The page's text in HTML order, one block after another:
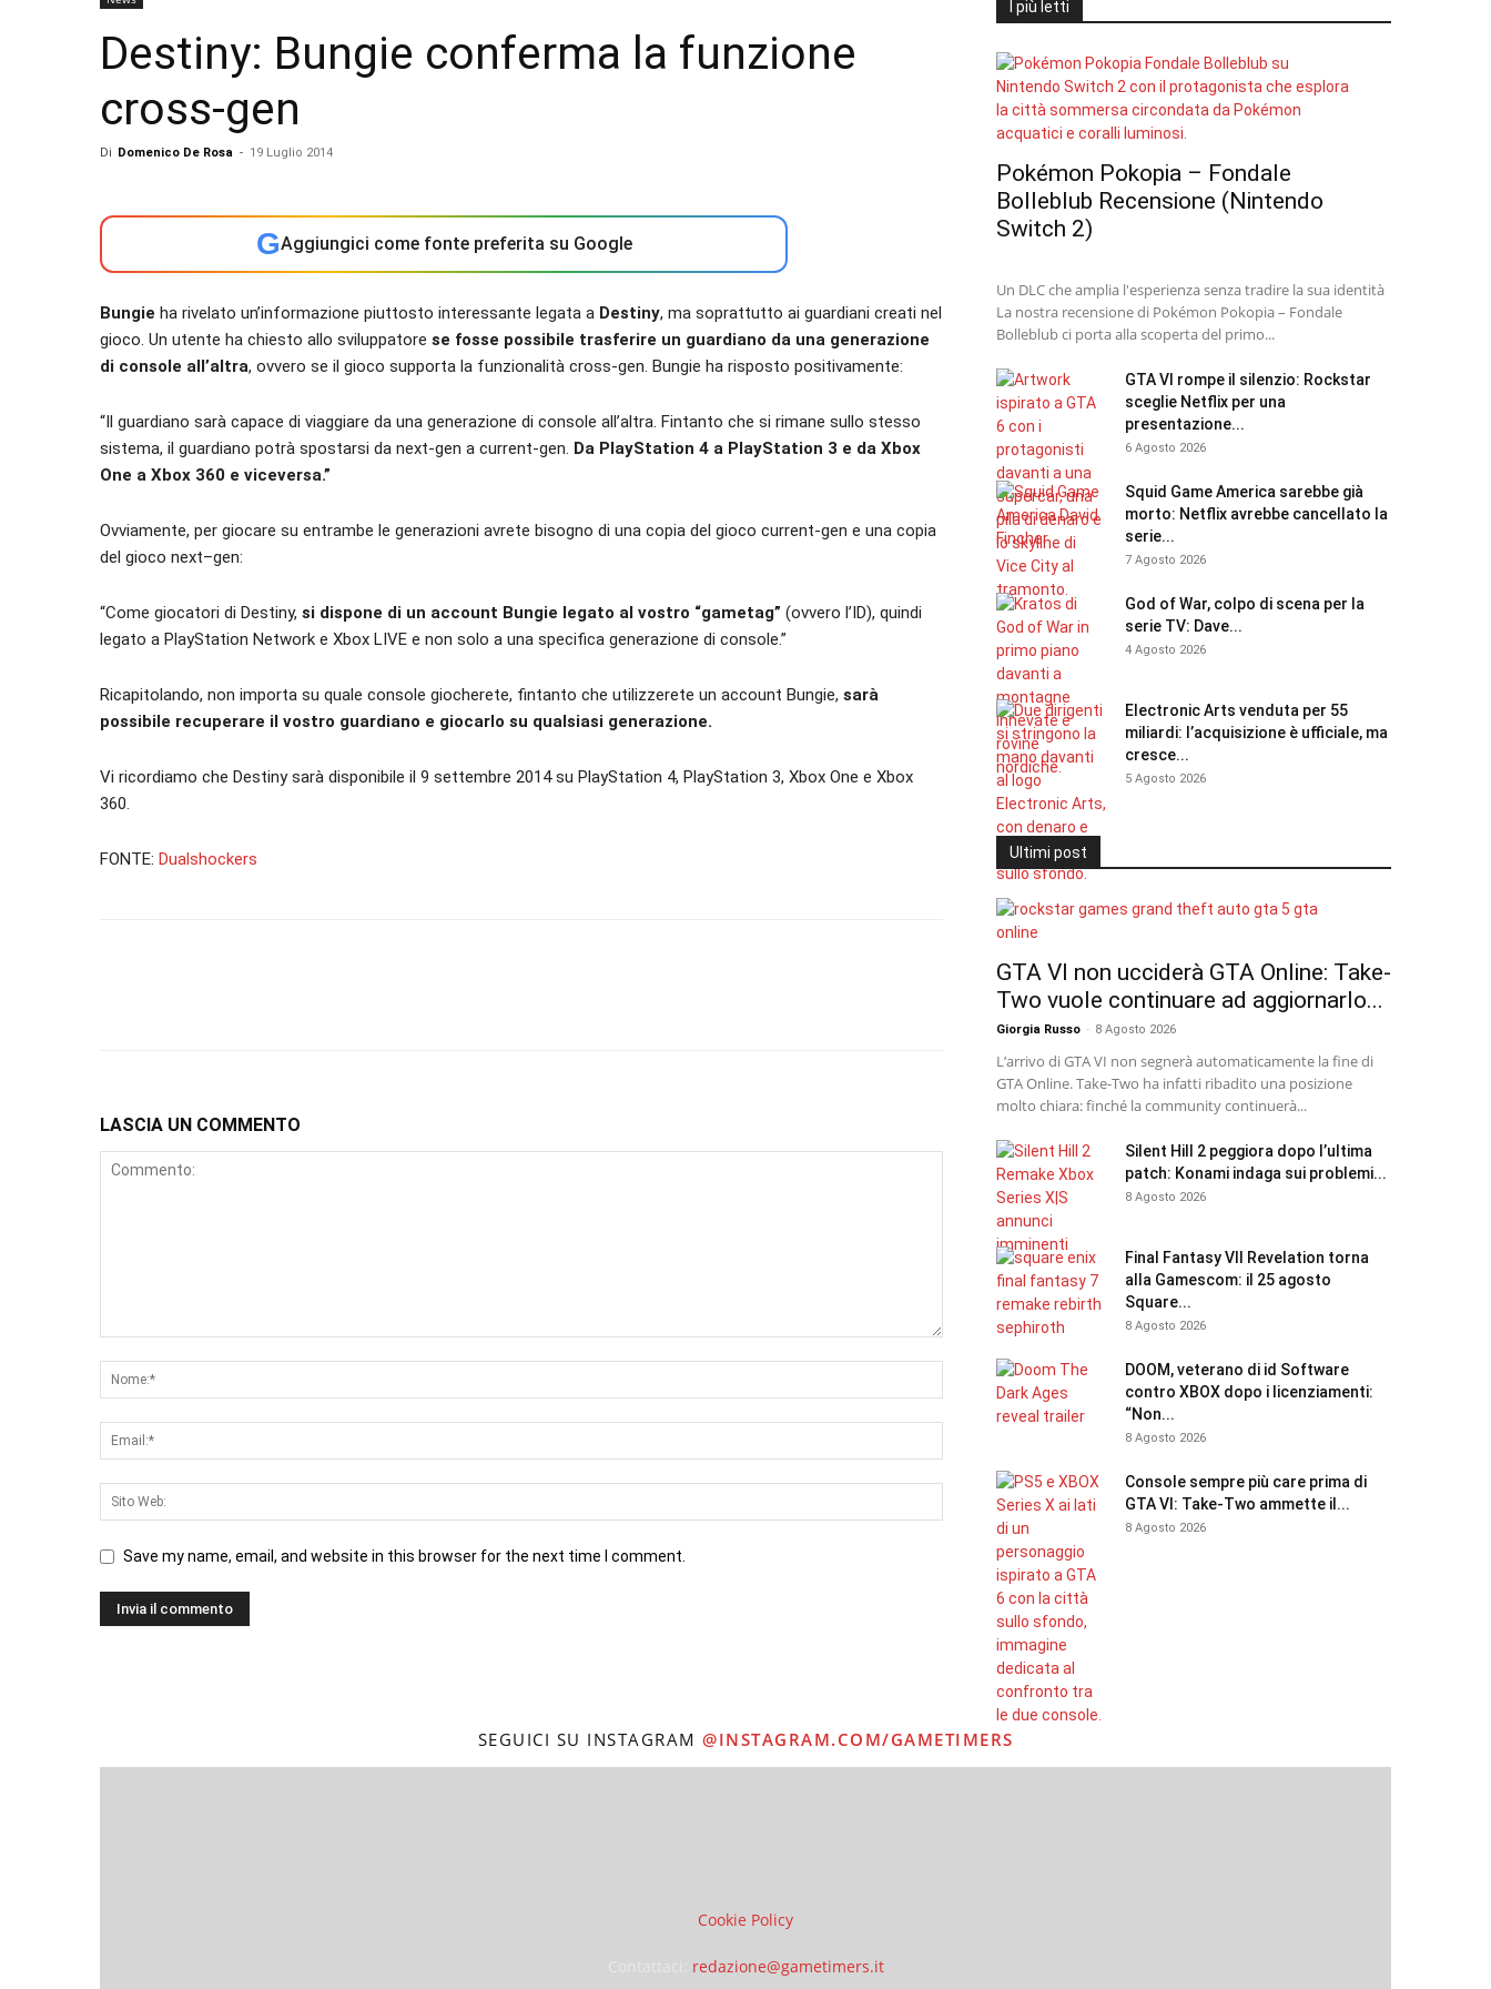
Destiny: Bungie conferma la funzione
cross-gen
Di Domenico De Rosa - 19 Luglio 2014
GAggiungici come fonte preferita su Google
Bungie ha rivelato un’informazione piuttosto interessante legata a Destiny, ma soprattutto ai guardiani creati nel
gioco. Un utente ha chiesto allo sviluppatore se fosse possibile trasferire un guardiano da una generazione
di console all’altra, ovvero se il gioco supporta la funzionalità cross-gen. Bungie ha risposto positivamente:
“Il guardiano sarà capace di viaggiare da una generazione di console all’altra. Fintanto che si rimane sullo stesso
sistema, il guardiano potrà spostarsi da next-gen a current-gen. Da PlayStation 4 a PlayStation 3 e da Xbox
One a Xbox 360 e viceversa.”
Ovviamente, per giocare su entrambe le generazioni avrete bisogno di una copia del gioco current-gen e una copia
del gioco next–gen:
“Come giocatori di Destiny, si dispone di un account Bungie legato al vostro “gametag” (ovvero l’ID), quindi
legato a PlayStation Network e Xbox LIVE e non solo a una specifica generazione di console.”
Ricapitolando, non importa su quale console giocherete, fintanto che utilizzerete un account Bungie, sarà
possibile recuperare il vostro guardiano e giocarlo su qualsiasi generazione.
Vi ricordiamo che Destiny sarà disponibile il 9 settembre 2014 su PlayStation 4, PlayStation 3, Xbox One e Xbox
360.
FONTE: Dualshockers
LASCIA UN COMMENTO
Save my name, email, and website in this browser for the next time I comment.
I più letti
Pokémon Pokopia – Fondale
Bolleblub Recensione (Nintendo
Switch 2)
Un DLC che amplia l'esperienza senza tradire la sua identità
La nostra recensione di Pokémon Pokopia – Fondale
Bolleblub ci porta alla scoperta del primo...
GTA VI rompe il silenzio: Rockstar
sceglie Netflix per una
presentazione...
6 Agosto 2026
Squid Game America sarebbe già
morto: Netflix avrebbe cancellato la
serie...
7 Agosto 2026
God of War, colpo di scena per la
serie TV: Dave...
4 Agosto 2026
Electronic Arts venduta per 55
miliardi: l’acquisizione è ufficiale, ma
cresce...
5 Agosto 2026
Ultimi post
GTA VI non ucciderà GTA Online: Take-
Two vuole continuare ad aggiornarlo...
Giorgia Russo - 8 Agosto 2026
L’arrivo di GTA VI non segnerà automaticamente la fine di
GTA Online. Take-Two ha infatti ribadito una posizione
molto chiara: finché la community continuerà...
Silent Hill 2 peggiora dopo l’ultima
patch: Konami indaga sui problemi...
8 Agosto 2026
Final Fantasy VII Revelation torna
alla Gamescom: il 25 agosto
Square...
8 Agosto 2026
DOOM, veterano di id Software
contro XBOX dopo i licenziamenti:
“Non...
8 Agosto 2026
Console sempre più care prima di
GTA VI: Take-Two ammette il...
8 Agosto 2026
SEGUICI SU INSTAGRAM @INSTAGRAM.COM/GAMETIMERS
Cookie Policy
redazione@gametimers.it